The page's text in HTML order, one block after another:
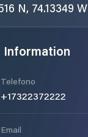
N, 74.13349 W
Information
Telefono
+17322372222
Email